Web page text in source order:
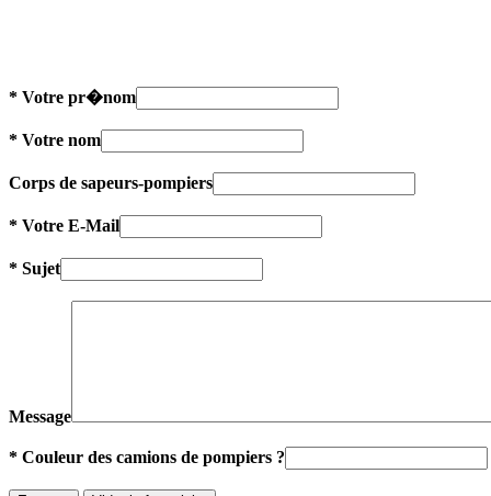
* Votre pr�nom
* Votre nom
Corps de sapeurs-pompiers
* Votre E-Mail
* Sujet
Message
* Couleur des camions de pompiers ?